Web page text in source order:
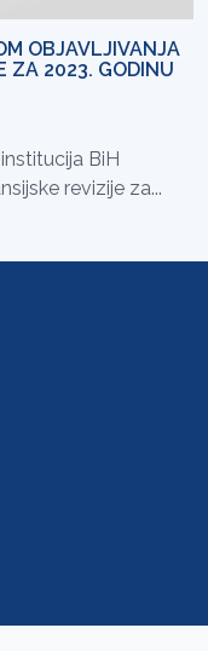
OBJAVLJIVANJA
ZA 2023. GODINU
BiH
revizije za...